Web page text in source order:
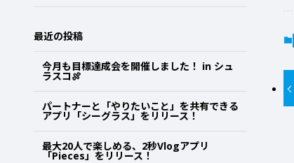
最近の投稿
今月も目標達成会を開催しました！ in シュ
ラスコ🍖
パートナーと「やりたいこと」を共有できる
アプリ「シーグラス」をリリース！
最大20人で楽しめる、2秒Vlogアプリ
「Pieces」をリリース！